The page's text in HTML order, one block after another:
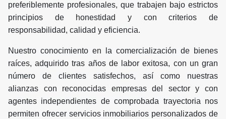
preferiblemente profesionales, que trabajen bajo estrictos
principios de honestidad y con criterios de
responsabilidad, calidad y eficiencia.
Nuestro conocimiento en la comercialización de bienes
raíces, adquirido tras años de labor exitosa, con un gran
número de clientes satisfechos, así como nuestras
alianzas con reconocidas empresas del sector y con
agentes independientes de comprobada trayectoria nos
permiten ofrecer servicios inmobiliarios personalizados de